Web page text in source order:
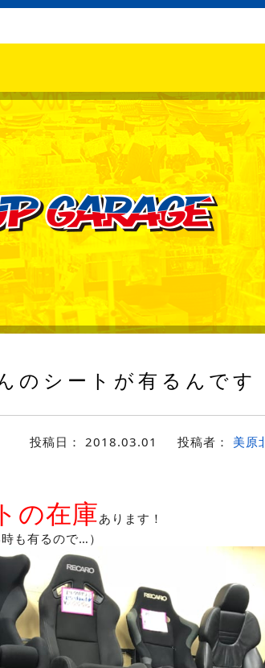
のシートが有るんです
投稿日： 2018.03.01 投稿者： 美原
の在庫あります！
も有るので…）